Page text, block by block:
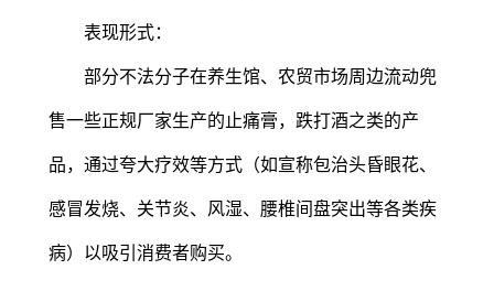
表现形式：
部分不法分子在养生馆、农贸市场周边流动兜
售一些正规厂家生产的止痛膏，跌打酒之类的产
品，通过夸大疗效等方式（如宣称包治头昏眼花、
感冒发烧、关节炎、风湿、腰椎间盘突出等各类疾
病）以吸引消费者购买。